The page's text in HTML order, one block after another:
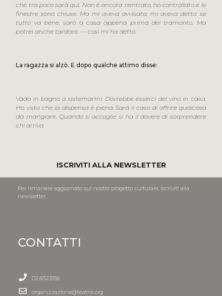
che tra poco sarà qui. Non è ancora rientrato, ho controllato e le
finestre sono chiuse. Ma mi aveva avvisata, mi aveva detto: se
tutto va bene, sarò a casa appena prima del tramonto. Ma
potrei anche tardare. — così mi ha detto.
La ragazza si alzò. E dopo qualche attimo disse:
Vado in bagno a sistemarmi. Dovrebbe esserci del vino in casa.
Ho visto che la dispensa è piena. Sarà il caso di offrire qualcosa
da mangiare. Quando si accoglie si ha il dovere di sorprendere
chi arriva.
ISCRIVITI ALLA NEWSLETTER
Per rimanere aggiornato sul nostro progetto culturale, iscriviti alla
newsletter.
CONTATTI
02.8323156
organizzazione@teatroi.org